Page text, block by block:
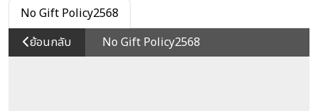
No Gift Policy2568
ย้อนกลับ
No Gift Policy2568